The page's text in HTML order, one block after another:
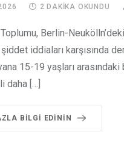
2 DAKIKA OKUNDU
Berlin-
iddiaları karşısında
15-19 yaşları
daha […]
BILGI EDININ